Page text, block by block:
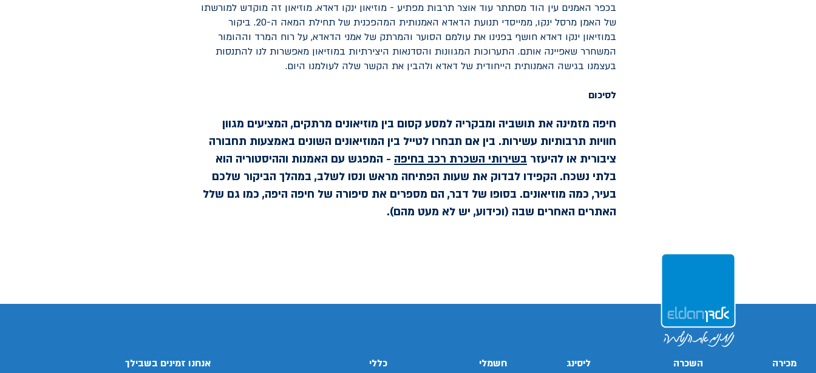
בכפר האמנים עין הוד מסתתר עוד אוצר תרבות מפתיע - מוזיאון ינקו דאדא. מוזיאון זה מוקדש למורשתו
של האמן מרסל ינקו, ממייסדי תנועת הדאדא האמנותית המהפכנית של תחילת המאה ה-20. ביקור
במוזיאון ינקו דאדא חושף בפנינו את עולמם הסוער והמרתק של אמני הדאדא, על רוח המרד וההומור
המשחרר שאפיינה אותם. התערוכות המגוונות והסדנאות היצירתיות במוזיאון מאפשרות לנו להתנסות
בעצמנו בגישה האמנותית הייחודית של דאדא ולהבין את הקשר שלה לעולמנו היום.
לסיכום
חיפה מזמינה את תושביה ומבקריה למסע קסום בין מוזיאונים מרתקים, המציעים מגוון
חוויות תרבותיות עשירות. בין אם תבחרו לטייל בין המוזיאונים השונים באמצעות תחבורה
ציבורית או להיעזר בשירותי השכרת רכב בחיפה - המפגש עם האמנות וההיסטוריה הוא
בלתי נשכח. הקפידו לבדוק את שעות הפתיחה מראש ונסו לשלב, במהלך הביקור שלכם
בעיר, כמה מוזיאונים. בסופו של דבר, הם מספרים את סיפורה של חיפה היפה, כמו גם שלל
האתרים האחרים שבה (וכידוע, יש לא מעט מהם).
מכירה השכרה ליסינג חשמלי כללי אנחנו זמינים בשבילך